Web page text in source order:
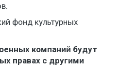
фонд культурных
компаний будут
правах с другими